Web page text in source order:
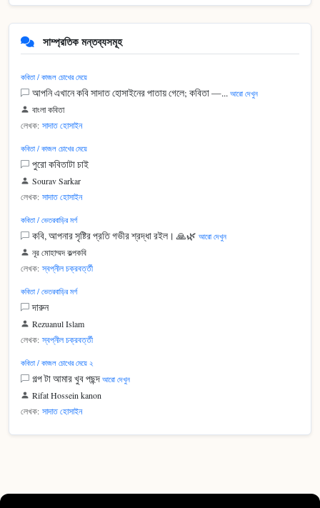
সাম্প্রতিক মন্তব্যসমূহ
কবিতা / কাজল চোখের মেয়ে
আপনি এখানে কবি সাদাত হোসাইনের পাতায় গেলে; কবিতা —... আরো দেখুন
বাংলা কবিতা
লেখক: সাদাত হোসাইন
কবিতা / কাজল চোখের মেয়ে
পুরো কবিতাটা চাই
Sourav Sarkar
লেখক: সাদাত হোসাইন
কবিতা / ভেতরবাড়ির মর্গ
কবি, আপনার সৃষ্টির প্রতি গভীর শ্রদ্ধা রইল। 🙏🌿 আরো দেখুন
নূর মোহাম্মদ কল্পকবি
লেখক: স্বপ্নীল চক্রবর্ত্তী
কবিতা / ভেতরবাড়ির মর্গ
দারুন
Rezuanul Islam
লেখক: স্বপ্নীল চক্রবর্ত্তী
কবিতা / কাজল চোখের মেয়ে ২
গল্প টা আমার খুব পছন্দ আরো দেখুন
Rifat Hossein kanon
লেখক: সাদাত হোসাইন